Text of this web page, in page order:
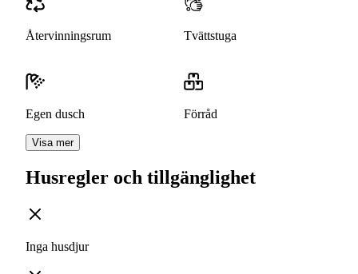
Återvinningsrum Tvättstuga
Egen dusch Förråd
Visa mer
Husregler och tillgänglighet
Inga husdjur